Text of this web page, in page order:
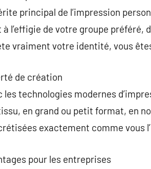
principal de l’impression
à l’effigie de votre groupe préféré,
vraiment votre identité, vous
de création
les technologies modernes
en grand ou petit format, en
exactement comme vous
pour les entreprises